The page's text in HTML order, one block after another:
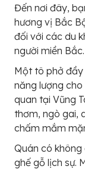
Đến nơi đây,
hương vị Bắc
đối với các du
người miền Bắc.
Một tô phở
năng lượng
quan tại Vũng
thơm, ngò gai,
chấm mắm
Quán có
ghế gỗ lịch sự.